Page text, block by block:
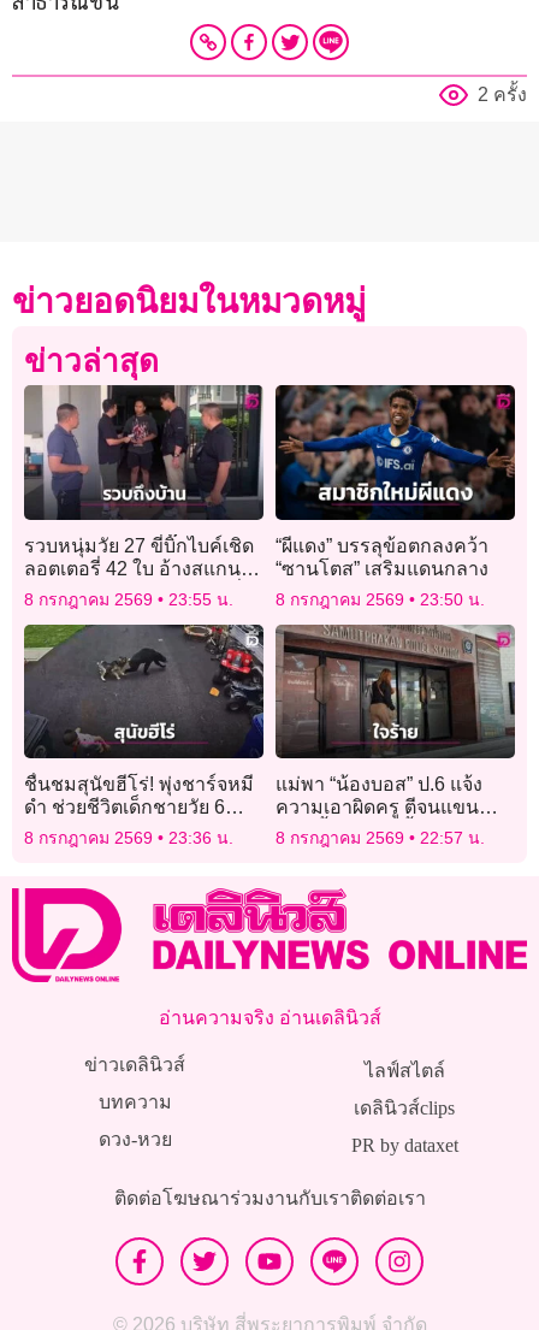
2 ครั้ง
ข่าวยอดนิยมในหมวดหมู่
ข่าวล่าสุด
รวบหนุ่มวัย 27 ขี่บิ๊กไบค์เชิด
ลอตเตอรี่ 42 ใบ อ้างสแกน
จ่ายเงินแต่เงินไม่พอ ก่อนขี่
หนีถูกรวบถึงบ้าน
8 กรกฎาคม 2569 23:55 น.
“ผีแดง” บรรลุข้อตกลงคว้า
“ซานโตส” เสริมแดนกลาง
8 กรกฎาคม 2569 23:50 น.
ชื่นชมสุนัขฮีโร่! พุ่งชาร์จหมี
ดำ ช่วยชีวิตเด็กชายวัย 6
ขวบ
8 กรกฎาคม 2569 23:36 น.
แม่พา “น้องบอส” ป.6 แจ้ง
ความเอาผิดครู ตีจนแขนช้ำ-
มีไข้ จี้โรงเรียนชี้แจง
มาตรการคุ้มครองเด็ก
8 กรกฎาคม 2569 22:57 น.
อ่านความจริง อ่านเดลินิวส์
ข่าวเดลินิวส์
บทความ
ดวง-หวย
ไลฟ์สไตล์
เดลินิวส์clips
PR by dataxet
ติดต่อโฆษณาร่วมงานกับเราติดต่อเรา
© 2026 บริษัท สี่พระยาการพิมพ์ จำกัด